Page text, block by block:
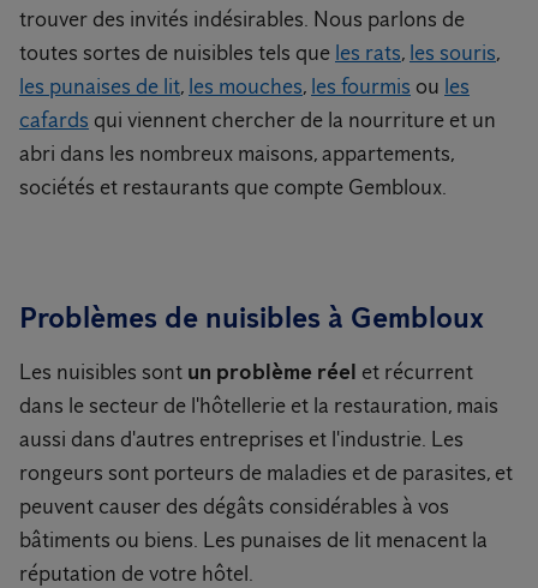
trouver des invités indésirables. Nous parlons de
toutes sortes de nuisibles tels que les rats, les souris,
les punaises de lit, les mouches, les fourmis ou les
cafards qui viennent chercher de la nourriture et un
abri dans les nombreux maisons, appartements,
sociétés et restaurants que compte Gembloux.
Problèmes de nuisibles à Gembloux
Les nuisibles sont un problème réel et récurrent
dans le secteur de l'hôtellerie et la restauration, mais
aussi dans d'autres entreprises et l'industrie. Les
rongeurs sont porteurs de maladies et de parasites, et
peuvent causer des dégâts considérables à vos
bâtiments ou biens. Les punaises de lit menacent la
réputation de votre hôtel.